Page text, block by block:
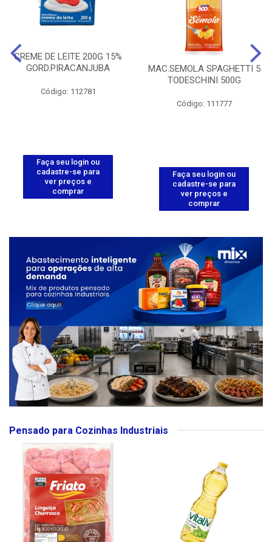
CREME DE LEITE 200G 15%
GORD.PIRACANJUBA
Código: 112781
Faça seu login ou
cadastre-se para
ver preços e
comprar
MAC.SEMOLA SPAGHETTI 5
TODESCHINI 500G
Código: 111777
Faça seu login ou
cadastre-se para
ver preços e
comprar
Pensado para Cozinhas Industriais